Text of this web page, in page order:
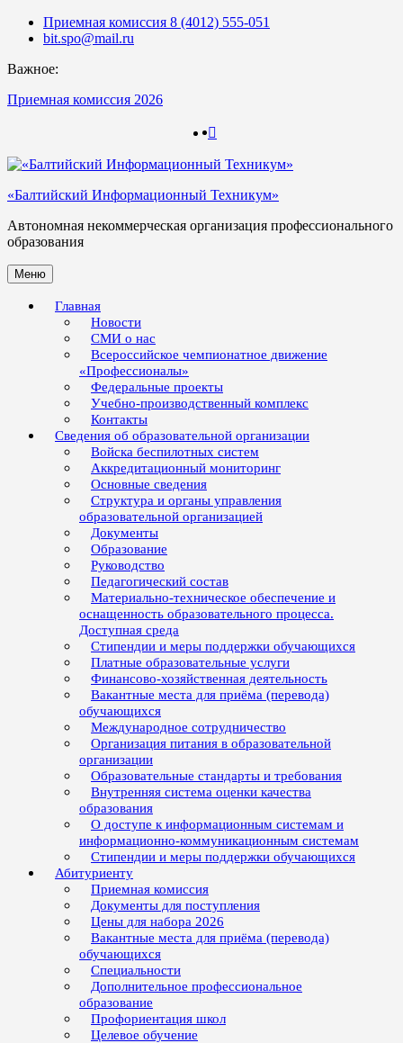
Skip
Приемная комиссия 8 (4012) 555-051
bit.spo@mail.ru
Важное:
Приемная комиссия 2026
«Балтийский Информационный Техникум»
Автономная некоммерческая организация профессионального
образования
Меню
Главная
Новости
СМИ о нас
Всероссийское чемпионатное движение
«Профессионалы»
Федеральные проекты
Учебно-производственный комплекс
Контакты
Сведения об образовательной организации
Войска беспилотных систем
Аккредитационный мониторинг
Основные сведения
Структура и органы управления
образовательной организацией
Документы
Образование
Руководство
Педагогический состав
Материально-техническое обеспечение и
оснащенность образовательного процесса.
Доступная среда
Стипендии и меры поддержки обучающихся
Платные образовательные услуги
Финансово-хозяйственная деятельность
Вакантные места для приёма (перевода)
обучающихся
Международное сотрудничество
Организация питания в образовательной
организации
Образовательные стандарты и требования
Внутренняя система оценки качества
образования
О доступе к информационным системам и
информационно-коммуникационным системам
Стипендии и меры поддержки обучающихся
Абитуриенту
Приемная комиссия
Документы для поступления
Цены для набора 2026
Вакантные места для приёма (перевода)
обучающихся
Специальности
Дополнительное профессиональное
образование
Профориентация школ
Целевое обучение